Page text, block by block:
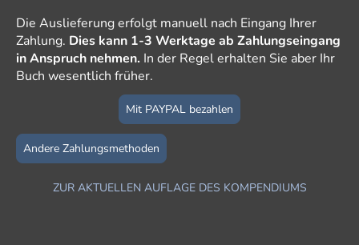
Die Auslieferung erfolgt manuell nach Eingang Ihrer
Zahlung. Dies kann 1-3 Werktage ab Zahlungseingang
in Anspruch nehmen. In der Regel erhalten Sie aber Ihr
Buch wesentlich früher.
Mit PAYPAL bezahlen
Andere Zahlungsmethoden
ZUR AKTUELLEN AUFLAGE DES KOMPENDIUMS